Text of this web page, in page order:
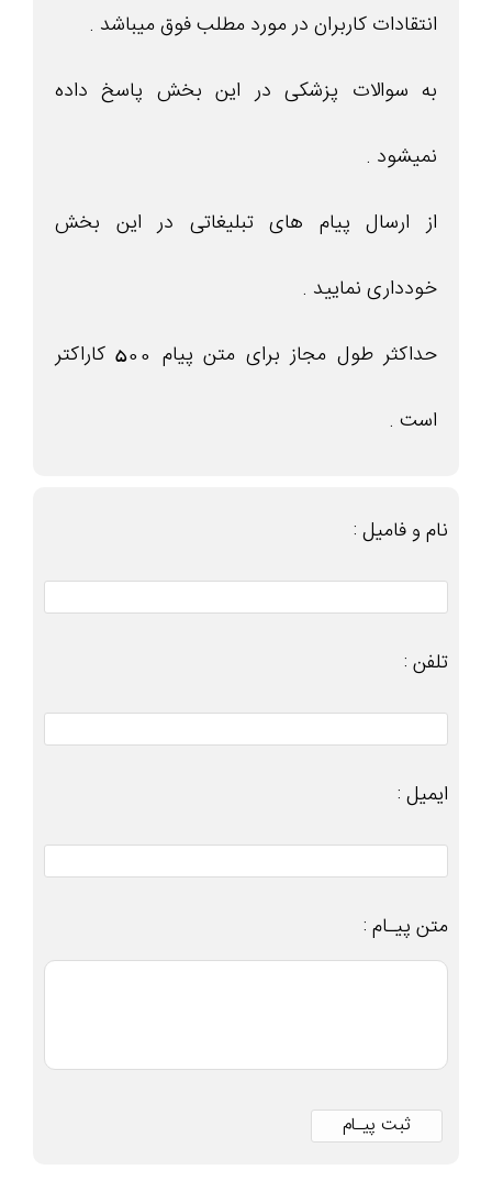
انتقادات کاربران در مورد مطلب فوق میباشد .
به سوالات پزشکی در این بخش پاسخ داده
نمیشود .
از ارسال پیام های تبلیغاتی در این بخش
خودداری نمایید .
حداکثر طول مجاز برای متن پیام 500 کاراکتر
است .
نام و فامیل :
تلفن :
ایمیل :
متن پیـام :